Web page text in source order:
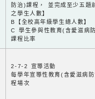
防治)課程， 並完成至少五題
之學生人數】
B【全校高年級學生總人數】
C 學生參與性教育(含愛滋病
課程比率
2-7-2 宣導活動
每學年宣導性教育(含愛滋病
程場次